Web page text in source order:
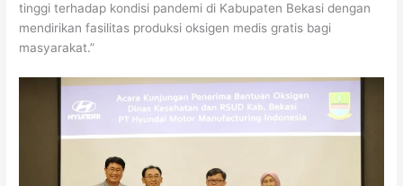
tinggi terhadap kondisi pandemi di Kabupaten Bekasi dengan
mendirikan fasilitas produksi oksigen medis gratis bagi
masyarakat.”